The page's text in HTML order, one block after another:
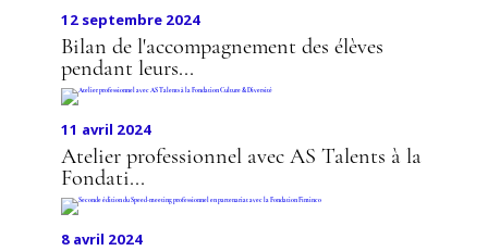
12 septembre 2024
Bilan de l'accompagnement des élèves
pendant leurs...
11 avril 2024
Atelier professionnel avec AS Talents à la
Fondati...
8 avril 2024